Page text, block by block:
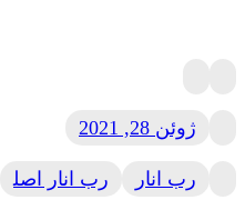
ژوئن 28, 2021
رب انار رب انار اصل